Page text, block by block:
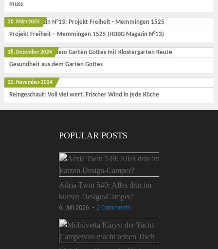
muss
20. März 2025
Projekt Freiheit – Memmingen 1525 (HDBG Magazin N°13)
18. Dezember 2024
Gesundheit aus dem Garten Gottes
23. November 2024
Reingeschaut: Voll viel wert. Frischer Wind in jede Küche
POPULAR POSTS
Adria Twin 540: Alles drin im
kurzen Design-Camper?
6. Juli 2026 2 Comments